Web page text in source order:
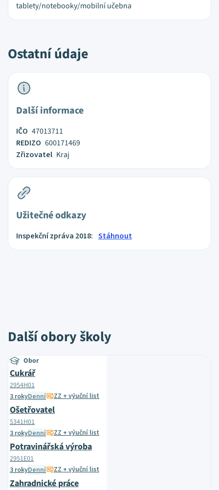
tablety/notebooky/mobilní učebna
Ostatní údaje
Další informace
IČO 47013711
REDIZO 600171469
Zřizovatel Kraj
Užitečné odkazy
Inspekční zpráva 2018: Stáhnout
Další obory školy
Obor
Cukrář
2954H01
3 rokyDenní ZZ + výuční list
Ošetřovatel
5341H01
3 rokyDenní ZZ + výuční list
Potravinářská výroba
2951E01
3 rokyDenní ZZ + výuční list
Zahradnické práce